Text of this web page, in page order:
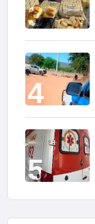
3
4
5